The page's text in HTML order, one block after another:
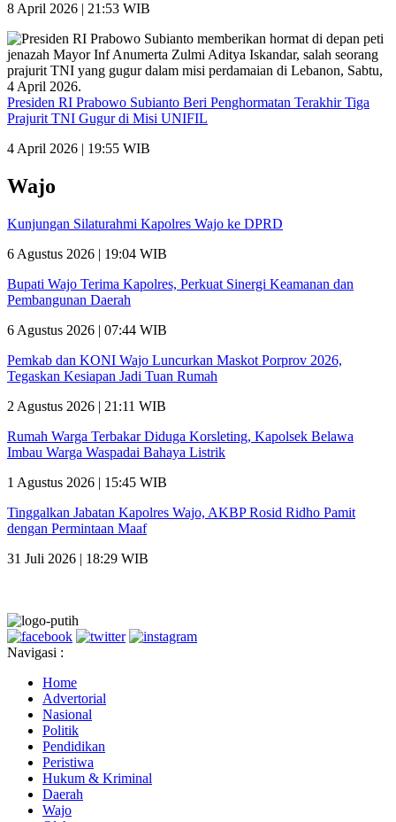
8 April 2026 | 21:53 WIB
Presiden RI Prabowo Subianto Beri Penghormatan Terakhir Tiga
Prajurit TNI Gugur di Misi UNIFIL
4 April 2026 | 19:55 WIB
Wajo
Kunjungan Silaturahmi Kapolres Wajo ke DPRD
6 Agustus 2026 | 19:04 WIB
Bupati Wajo Terima Kapolres, Perkuat Sinergi Keamanan dan
Pembangunan Daerah
6 Agustus 2026 | 07:44 WIB
Pemkab dan KONI Wajo Luncurkan Maskot Porprov 2026,
Tegaskan Kesiapan Jadi Tuan Rumah
2 Agustus 2026 | 21:11 WIB
Rumah Warga Terbakar Diduga Korsleting, Kapolsek Belawa
Imbau Warga Waspadai Bahaya Listrik
1 Agustus 2026 | 15:45 WIB
Tinggalkan Jabatan Kapolres Wajo, AKBP Rosid Ridho Pamit
dengan Permintaan Maaf
31 Juli 2026 | 18:29 WIB
Navigasi :
Home
Advertorial
Nasional
Politik
Pendidikan
Peristiwa
Hukum & Kriminal
Daerah
Wajo